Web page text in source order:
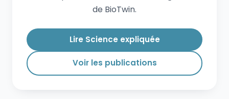
de BioTwin.
Lire Science expliquée
Voir les publications